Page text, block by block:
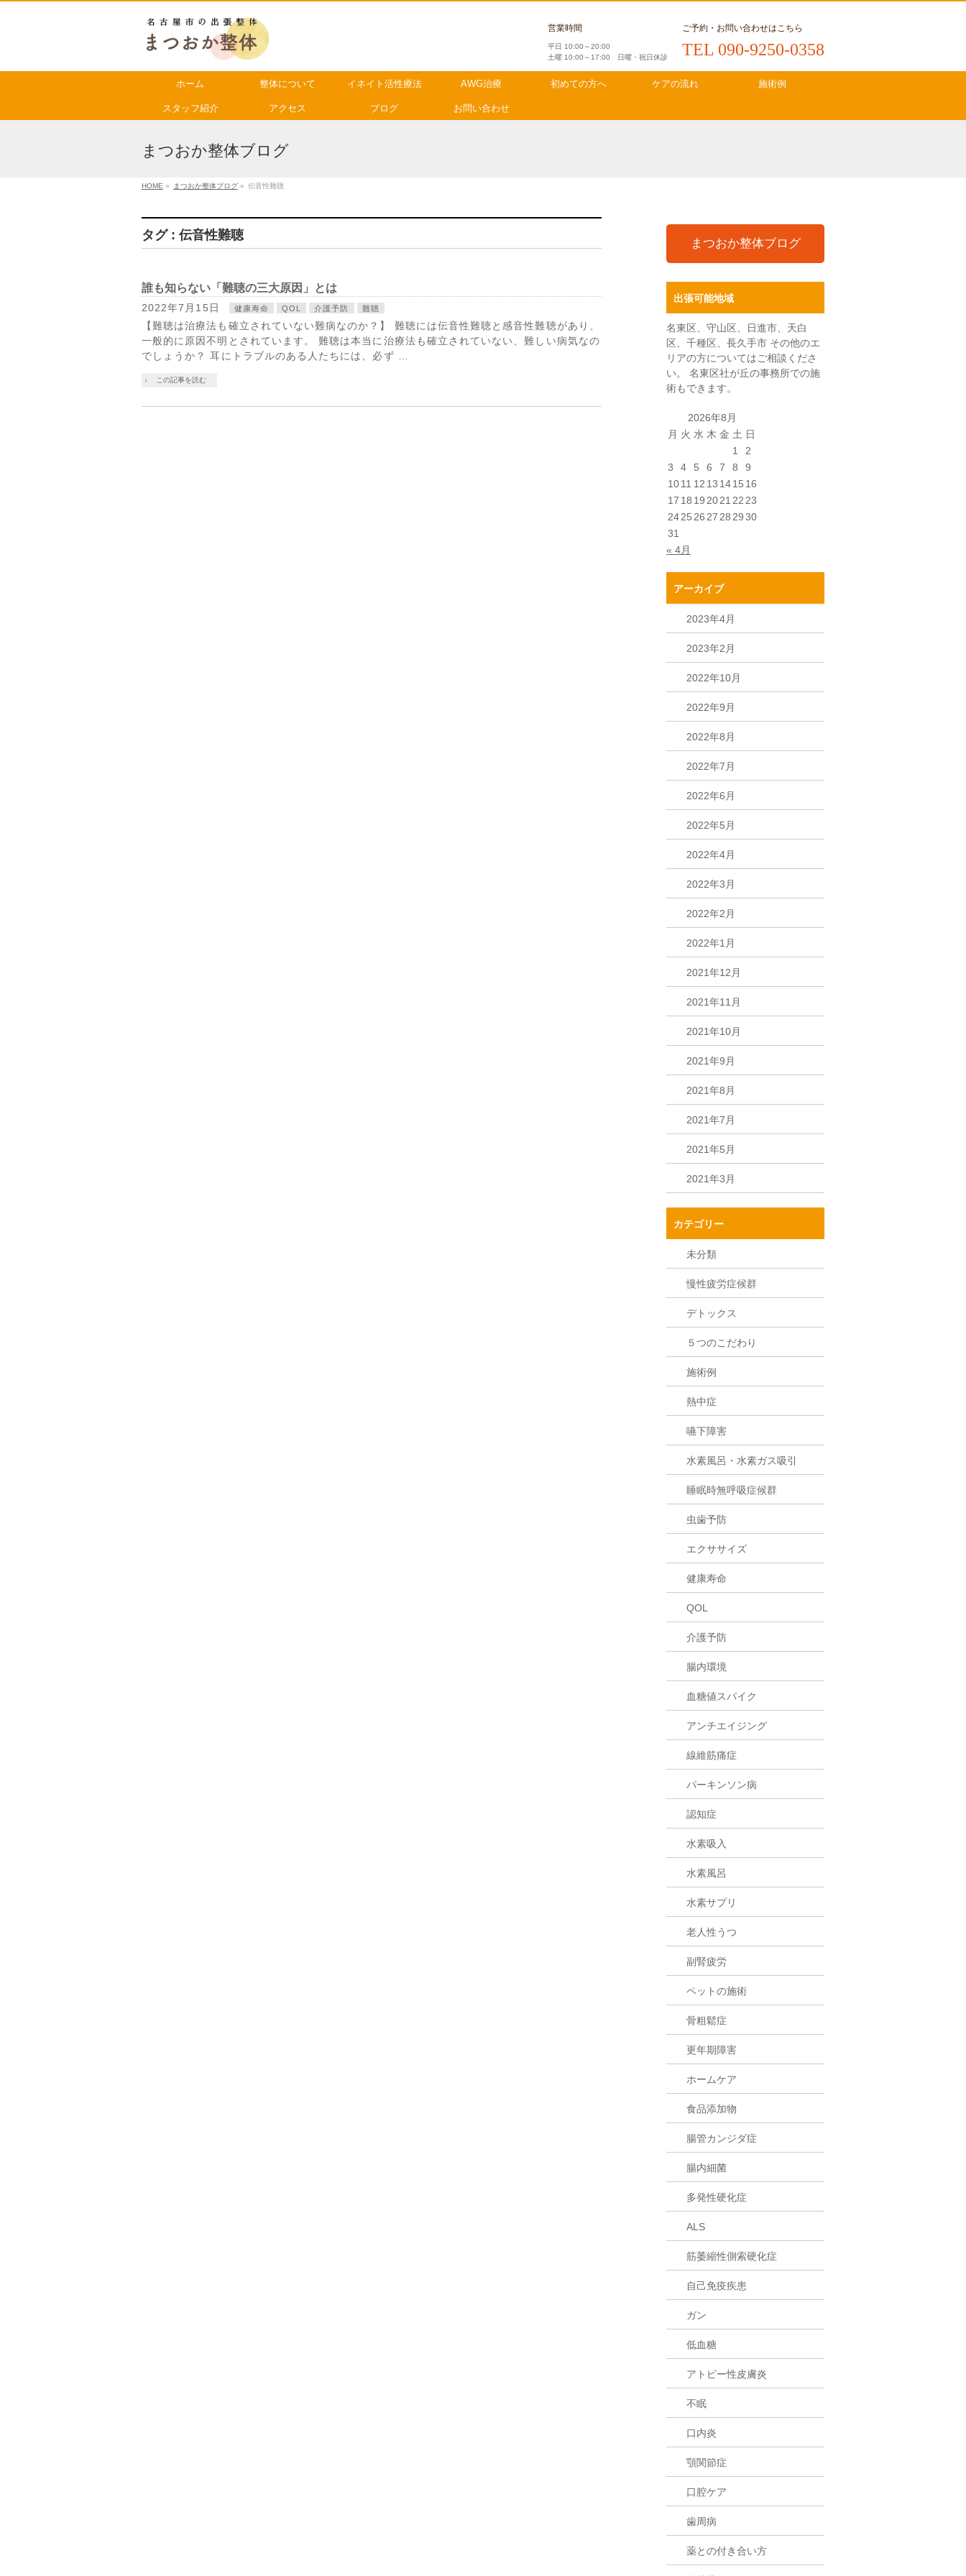
ご予約・お問い合わせはこちら
TEL 090-9250-0358
営業時間
平日 10:00～20:00
土曜 10:00～17:00 日曜・祝日休診
ホーム 整体について イネイト活性療法 AWG治療 初めての方へ ケアの流れ 施術例
スタッフ紹介 アクセス ブログ お問い合わせ
まつおか整体ブログ
HOME » まつおか整体ブログ » 伝音性難聴
タグ : 伝音性難聴
誰も知らない「難聴の三大原因」とは
2022年7月15日 健康寿命 QOL 介護予防 難聴
【難聴は治療法も確立されていない難病なのか？】 難聴には伝音性難聴と感音性難聴があり、
一般的に原因不明とされています。 難聴は本当に治療法も確立されていない、難しい病気なの
でしょうか？ 耳にトラブルのある人たちには、必ず …
この記事を読む
まつおか整体ブログ
出張可能地域
名東区、守山区、日進市、天白
区、千種区、長久手市 その他のエ
リアの方についてはご相談くださ
い。 名東区社が丘の事務所での施
術もできます。
2026年8月
月 火 水 木 金 土 日
1
2
3
4 5 6 7 8
9
1011 12 13 1415 16
17 18 19 2021 22 23
2425 26 27 28 2930
31
« 4月
アーカイブ
2023年4月
2023年2月
2022年10月
2022年9月
2022年8月
2022年7月
2022年6月
2022年5月
2022年4月
2022年3月
2022年2月
2022年1月
2021年12月
2021年11月
2021年10月
2021年9月
2021年8月
2021年7月
2021年5月
2021年3月
カテゴリー
未分類
慢性疲労症候群
デトックス
５つのこだわり
施術例
熱中症
嚥下障害
水素風呂・水素ガス吸引
睡眠時無呼吸症候群
虫歯予防
エクササイズ
健康寿命
QOL
介護予防
腸内環境
血糖値スパイク
アンチエイジング
線維筋痛症
パーキンソン病
認知症
水素吸入
水素風呂
水素サプリ
老人性うつ
副腎疲労
ペットの施術
骨粗鬆症
更年期障害
ホームケア
食品添加物
腸管カンジダ症
腸内細菌
多発性硬化症
ALS
筋萎縮性側索硬化症
自己免疫疾患
ガン
低血糖
アトピー性皮膚炎
不眠
口内炎
顎関節症
口腔ケア
歯周病
薬との付き合い方